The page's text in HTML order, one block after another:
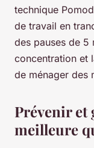
technique
de travail en
des pauses de 5
concentration et
de ménager des
Prévenir et
meilleure